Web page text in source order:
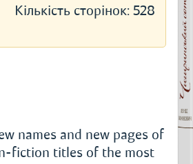
Кількість сторінок: 528
names and new pages of
fiction titles of the most